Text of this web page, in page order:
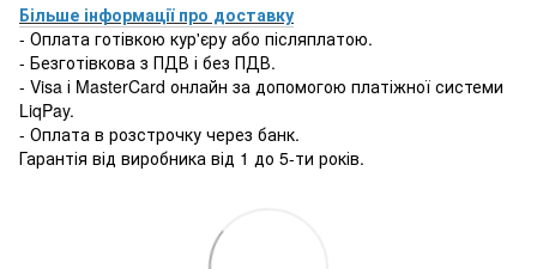
Більше інформації про доставку
- Оплата готівкою кур'єру або післяплатою.
- Безготівкова з ПДВ і без ПДВ.
- Visa і MasterCard онлайн за допомогою платіжної системи
LiqPay.
- Оплата в розстрочку через банк.
Гарантія від виробника від 1 до 5-ти років.